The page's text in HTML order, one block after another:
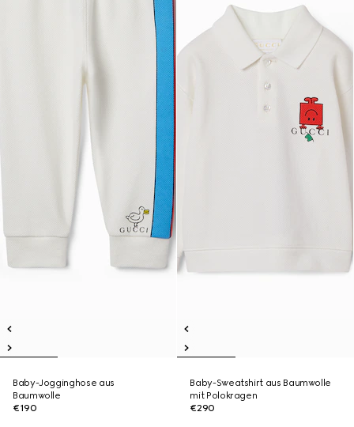
Baby-Jogginghose aus
Baumwolle
€190
Baby-Sweatshirt aus Baumwolle
mit Polokragen
€290